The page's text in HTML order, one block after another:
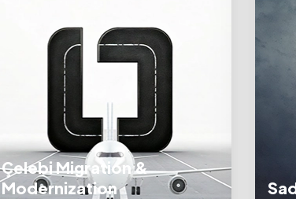
Çelebi Migration &
Modernization